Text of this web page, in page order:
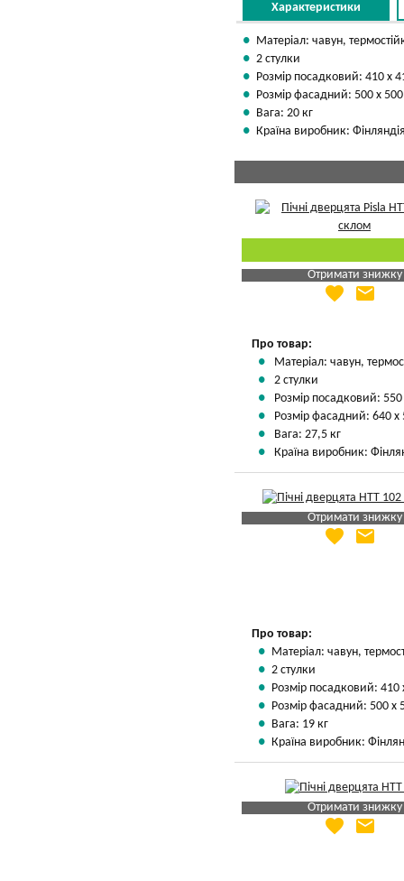
Характеристики
Матеріал: чавун,
2 стулки
Розмір посадковий: 410 х
Розмір фасадний: 500 х
Вага: 20 кг
Країна виробник:
Отримати знижку
Яка Ваша ціна
favorite email
Про товар:
Матеріал: чавун,
2 стулки
Розмір посадковий:
Розмір фасадний: 640
Вага: 27,5 кг
Країна виробник:
Отримати знижку
Яка Ваша ціна
favorite email
Про товар:
Матеріал: чавун,
2 стулки
Розмір посадковий:
Розмір фасадний: 500 х
Вага: 19 кг
Країна виробник:
Отримати знижку
Яка Ваша ціна
favorite email